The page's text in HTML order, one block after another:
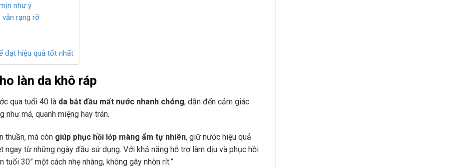
như ý
vẫn rạng rỡ
đạt hiệu quả tốt nhất
làn da khô ráp
qua tuổi 40 là da bắt đầu mất nước nhanh chóng, dẫn đến cảm giác
má, quanh miệng hay trán.
thuần, mà còn giúp phục hồi lớp màng ẩm tự nhiên, giữ nước hiệu quả
ngay từ những ngày đầu sử dụng. Với khả năng hỗ trợ làm dịu và phục hồi
30” một cách nhẹ nhàng, không gây nhờn rít.”